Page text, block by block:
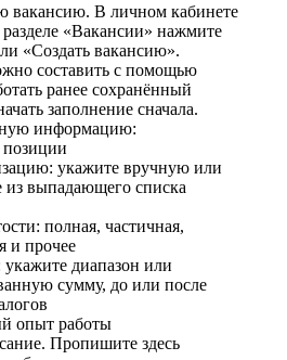
вакансию. В личном кабинете
разделе «Вакансии» нажмите
«Создать вакансию».
составить с помощью
ранее сохранённый
заполнение сначала.
информацию:
позиции
укажите вручную или
из выпадающего списка
полная, частичная,
и прочее
укажите диапазон или
сумму, до или после
опыт работы
Пропишите здесь